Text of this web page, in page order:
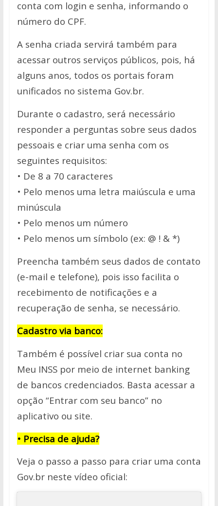
conta com login e senha, informando o
número do CPF.
A senha criada servirá também para
acessar outros serviços públicos, pois, há
alguns anos, todos os portais foram
unificados no sistema Gov.br.
Durante o cadastro, será necessário
responder a perguntas sobre seus dados
pessoais e criar uma senha com os
seguintes requisitos:
• De 8 a 70 caracteres
• Pelo menos uma letra maiúscula e uma
minúscula
• Pelo menos um número
• Pelo menos um símbolo (ex: @ ! & *)
Preencha também seus dados de contato
(e-mail e telefone), pois isso facilita o
recebimento de notificações e a
recuperação de senha, se necessário.
Cadastro via banco:
Também é possível criar sua conta no
Meu INSS por meio de internet banking
de bancos credenciados. Basta acessar a
opção “Entrar com seu banco” no
aplicativo ou site.
• Precisa de ajuda?
Veja o passo a passo para criar uma conta
Gov.br neste vídeo oficial: